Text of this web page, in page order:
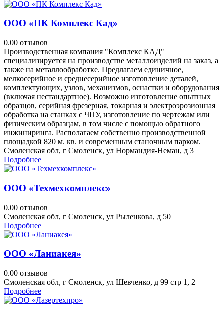
ООО «ПК Комплекс Кад»
0.00 отзывов
Производственная компания "Комплекс КАД"
специализируется на производстве металлоизделий на заказ, а
также на металлообработке. Предлагаем единичное,
мелкосерийное и среднесерийное изготовление деталей,
комплектующих, узлов, механизмов, оснастки и оборудования
(включая нестандартное). Возможно изготовление опытных
образцов, серийная фрезерная, токарная и электроэрозионная
обработка на станках с ЧПУ, изготовление по чертежам или
физическим образцам, в том числе с помощью обратного
инжиниринга. Располагаем собственно производственной
площадкой 820 м. кв. и современным станочным парком.
Смоленская обл, г Смоленск, ул Нормандия-Неман, д 3
Подробнее
ООО «Техмехкомплекс»
0.00 отзывов
Смоленская обл, г Смоленск, ул Рыленкова, д 50
Подробнее
ООО «Ланиакея»
0.00 отзывов
Смоленская обл, г Смоленск, ул Шевченко, д 99 стр 1, 2
Подробнее